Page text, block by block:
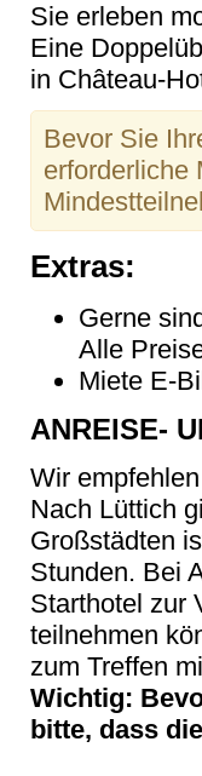
Sie erleben
Eine
in Château-
Bevor Sie
erforderliche
Extras:
Gerne
Alle
Miete E-
ANREISE-
Wir
Nach Lüttich
Großstädten
Stunden. Bei
Starthotel zur
teilnehmen
zum Treffen
Wichtig:
bitte, dass